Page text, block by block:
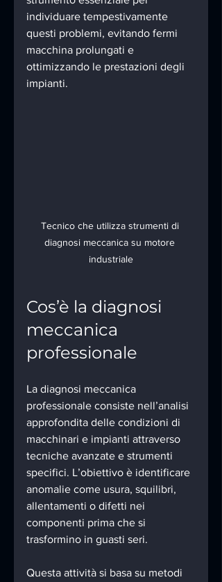
individuare tempestivamente
questi problemi, evitando fermi
macchina prolungati e
ottimizzando le prestazioni degli
impianti.
Tecnico che utilizza strumenti di
diagnosi meccanica su motore
industriale
Cos’è la diagnosi
meccanica
professionale
La diagnosi meccanica
professionale consiste nell’analisi
approfondita delle condizioni di
macchinari e impianti attraverso
tecniche avanzate e strumenti
specifici. L’obiettivo è identificare
anomalie come usura, squilibri,
allentamenti o difetti nei
componenti prima che si
trasformino in guasti seri.
Questa attività si basa su metodi